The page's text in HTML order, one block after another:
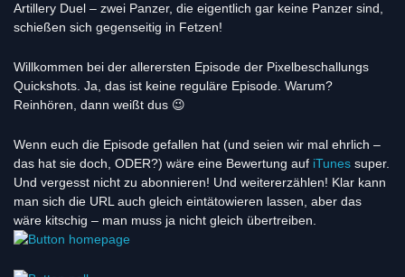
Artillery Duel – zwei Panzer, die eigentlich gar keine Panzer sind,
schießen sich gegenseitig in Fetzen!
Willkommen bei der allerersten Episode der Pixelbeschallungs
Quickshots. Ja, das ist keine reguläre Episode. Warum?
Reinhören, dann weißt dus 😉
Wenn euch die Episode gefallen hat (und seien wir mal ehrlich –
das hat sie doch, ODER?) wäre eine Bewertung auf iTunes super.
Und vergesst nicht zu abonnieren! Und weitererzählen! Klar kann
man sich die URL auch gleich eintätowieren lassen, aber das
wäre kitschig – man muss ja nicht gleich übertreiben.